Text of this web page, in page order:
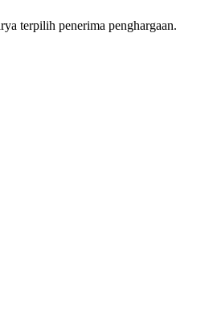
terpilih penerima penghargaan.